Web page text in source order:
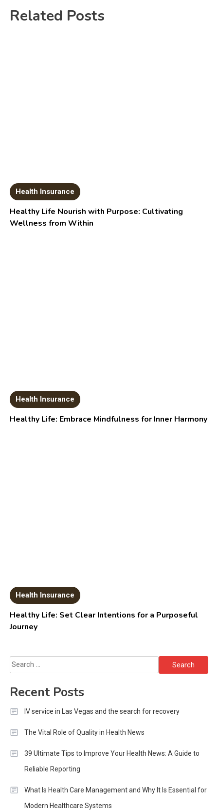
Related Posts
Health Insurance
Healthy Life Nourish with Purpose: Cultivating
Wellness from Within
Health Insurance
Healthy Life: Embrace Mindfulness for Inner Harmony
Health Insurance
Healthy Life: Set Clear Intentions for a Purposeful
Journey
Search
for:
Recent Posts
IV service in Las Vegas and the search for recovery
The Vital Role of Quality in Health News
39 Ultimate Tips to Improve Your Health News: A Guide to
Reliable Reporting
What Is Health Care Management and Why It Is Essential for
Modern Healthcare Systems